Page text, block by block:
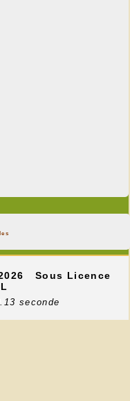
Sous Licence
seconde